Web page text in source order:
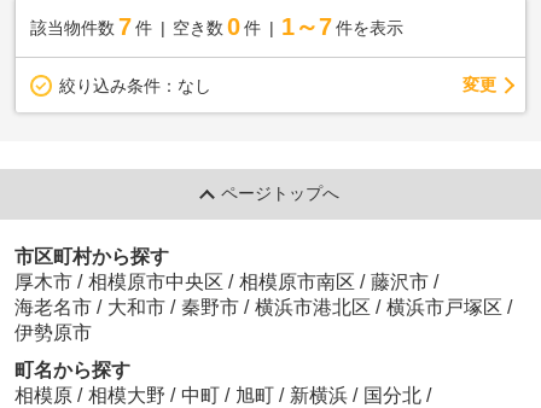
該当物件数 7件 空き数 0 件 1～7 件を表示
絞り込み条件： なし 変更
ページトップへ
市区町村から探す
厚木市 / 相模原市中央区 / 相模原市南区 / 藤沢市 /
海老名市 / 大和市 / 秦野市 / 横浜市港北区 / 横浜市戸塚区 /
伊勢原市
町名から探す
相模原 / 相模大野 / 中町 / 旭町 / 新横浜 / 国分北 /